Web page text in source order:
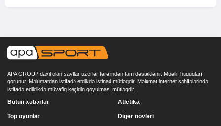
APA GROUP daxil olan saytlar uzerlər tərəfindən tam dəstəklənir. Müəllif hüquqları
qorunur. Məlumatdan istifadə etdikdə istinad mütləqdir. Məlumat internet səhifələrində
istifadə edildikdə müvafiq keçidin qoyulması mütləqdir.
Bütün xəbərlər
Top oyunlar
Atletika
Digər növləri